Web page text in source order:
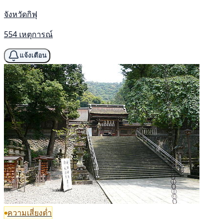
จังหวัดกิฟุ
554 เหตุการณ์
แจ้งเตือน
ความเสี่ยงต่ำ